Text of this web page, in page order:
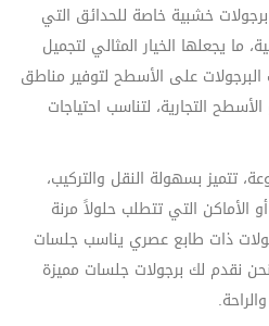
خشبية خاصة للحدائق التي
ما يجعلها الخيار المثالي لتجميل
البرجولات على الأسطح لتوفير مناطق
التجارية، لتناسب احتياجات
تتميز بسهولة النقل والتركيب،
الأماكن التي تتطلب حلولاً مرنة
ذات طابع عصري يناسب جلسات
نقدم لك برجولات جلسات مميزة